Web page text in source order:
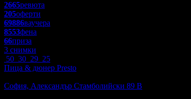
2665ревюта
205оферти
69886ваучера
8553фена
66приза
3 снимки
50 30 29 25
Пица & дюнер Presto
София, Александър Стамболийски 89 В